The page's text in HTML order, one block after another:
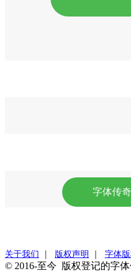
字体传
关于我们 版权声明 字体
© 2016-至今 版权登记的字